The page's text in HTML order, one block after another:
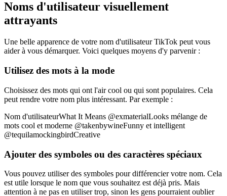
Noms d'utilisateur visuellement
attrayants
Une belle apparence de votre nom d'utilisateur TikTok peut vous
aider à vous démarquer. Voici quelques moyens d'y parvenir :
Utilisez des mots à la mode
Choisissez des mots qui ont l'air cool ou qui sont populaires. Cela
peut rendre votre nom plus intéressant. Par exemple :
Nom d'utilisateurWhat It Means @exmaterialLooks mélange de
mots cool et moderne @takenbywineFunny et intelligent
@tequilamockingbirdCreative
Ajouter des symboles ou des caractères spéciaux
Vous pouvez utiliser des symboles pour différencier votre nom. Cela
est utile lorsque le nom que vous souhaitez est déjà pris. Mais
attention à ne pas en utiliser trop, sinon les gens pourraient oublier